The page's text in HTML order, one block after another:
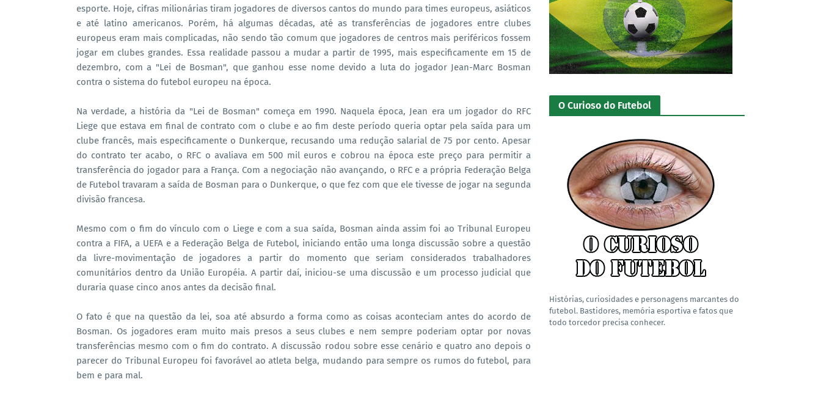
esporte. Hoje, cifras milionárias tiram jogadores de diversos cantos do mundo para times europeus, asiáticos
e até latino americanos. Porém, há algumas décadas, até as transferências de jogadores entre clubes
europeus eram mais complicadas, não sendo tão comum que jogadores de centros mais periféricos fossem
jogar em clubes grandes. Essa realidade passou a mudar a partir de 1995, mais especificamente em 15 de
dezembro, com a "Lei de Bosman", que ganhou esse nome devido a luta do jogador Jean-Marc Bosman
contra o sistema do futebol europeu na época.
Na verdade, a história da "Lei de Bosman" começa em 1990. Naquela época, Jean era um jogador do RFC
Liege que estava em final de contrato com o clube e ao fim deste período queria optar pela saída para um
clube francês, mais especificamente o Dunkerque, recusando uma redução salarial de 75 por cento. Apesar
do contrato ter acabo, o RFC o avaliava em 500 mil euros e cobrou na época este preço para permitir a
transferência do jogador para a França. Com a negociação não avançando, o RFC e a própria Federação Belga
de Futebol travaram a saída de Bosman para o Dunkerque, o que fez com que ele tivesse de jogar na segunda
divisão francesa.
Mesmo com o fim do vínculo com o Liege e com a sua saída, Bosman ainda assim foi ao Tribunal Europeu
contra a FIFA, a UEFA e a Federação Belga de Futebol, iniciando então uma longa discussão sobre a questão
da livre-movimentação de jogadores a partir do momento que seriam considerados trabalhadores
comunitários dentro da União Européia. A partir daí, iniciou-se uma discussão e um processo judicial que
duraria quase cinco anos antes da decisão final.
O fato é que na questão da lei, soa até absurdo a forma como as coisas aconteciam antes do acordo de
Bosman. Os jogadores eram muito mais presos a seus clubes e nem sempre poderiam optar por novas
transferências mesmo com o fim do contrato. A discussão rodou sobre esse cenário e quatro ano depois o
parecer do Tribunal Europeu foi favorável ao atleta belga, mudando para sempre os rumos do futebol, para
bem e para mal.
O Curioso do Futebol
Histórias, curiosidades e personagens marcantes do
futebol. Bastidores, memória esportiva e fatos que
todo torcedor precisa conhecer.